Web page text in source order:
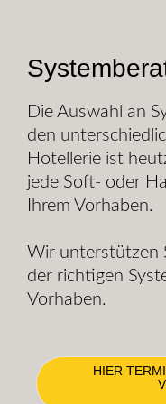
Die Auswahl an
den
Hotellerie ist
jede Soft- oder
Ihrem Vorhaben.
Wir unterstützen
der richtigen
Vorhaben.
HIER